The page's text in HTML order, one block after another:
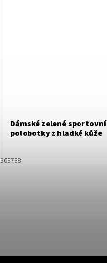
Dámské zelené sportovní
polobotky z hladké kůže
363738